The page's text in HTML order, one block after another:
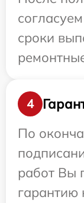
сроки
4
По
работ Вы
гарантию